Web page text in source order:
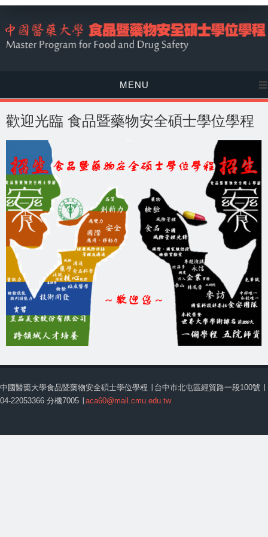
MENU
歡迎光臨 食品暨藥物安全碩士學位學程
中國醫藥大學食品暨藥物安全碩士學位學程 ∣ 台中市北屯區經貿路一段100號 ∣
04-22053366 分機7005 ∣ aca60@mail.cmu.edu.tw